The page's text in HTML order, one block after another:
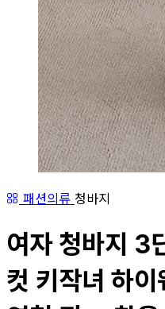
패션의류 청바지
여자 청바지 3
컷 키작녀 하